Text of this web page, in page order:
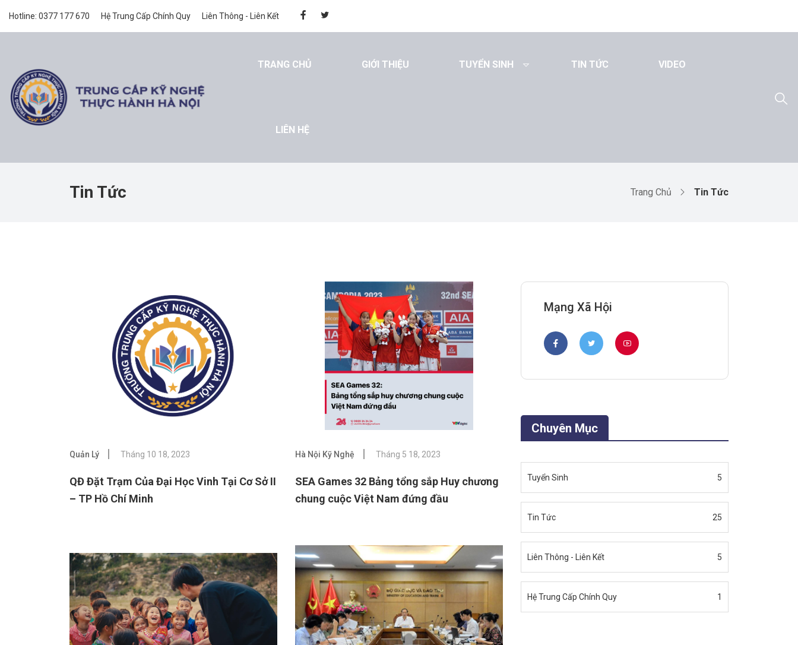
Hotline: 0377 177 670 Hệ Trung Cấp Chính Quy Liên Thông - Liên Kết
TRANG CHỦ GIỚI THIỆU TUYỂN SINH TIN TỨC VIDEO
LIÊN HỆ
Tin Tức Trang Chủ Tin Tức
Quản Lý Tháng 10 18, 2023
QĐ Đặt Trạm Của Đại Học Vinh Tại Cơ Sở II
– TP Hồ Chí Minh
Hà Nội Kỹ Nghệ Tháng 5 18, 2023
SEA Games 32 Bảng tổng sắp Huy chương
chung cuộc Việt Nam đứng đầu
Mạng Xã Hội
Chuyên Mục
Tuyển Sinh 5
Tin Tức 25
Liên Thông - Liên Kết 5
Hệ Trung Cấp Chính Quy 1